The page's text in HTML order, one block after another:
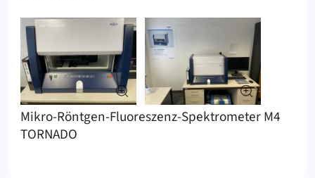
Mikro-Röntgen-Fluoreszenz-Spektrometer M4
TORNADO